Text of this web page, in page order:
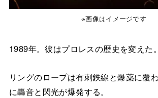
※画像はイメージです
1989年。彼はプロレスの歴史を変えた。
リングのロープは有刺鉄線と爆薬に覆
に轟音と閃光が爆発する。